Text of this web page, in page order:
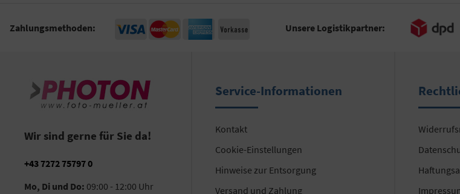
Zahlungsmethoden: Unsere Logistikpartner:
Wir sind gerne für Sie da!
+43 7272 75797 0
Mo, Di und Do: 09:00 - 12:00 Uhr
Service-Informationen
Kontakt
Cookie-Einstellungen
Hinweise zur Entsorgung
Versand und Zahlung